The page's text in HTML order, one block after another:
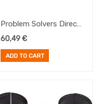
Problem Solvers Direct
Mount Adapter 73 mm
60,49€
ADD TO CART